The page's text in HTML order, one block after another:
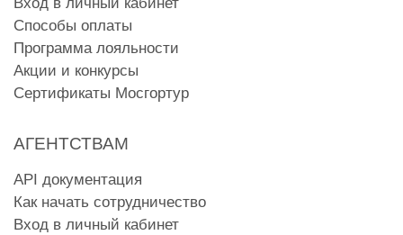
Вход в личный кабинет
Способы оплаты
Программа лояльности
Акции и конкурсы
Сертификаты Мосгортур
АГЕНТСТВАМ
API документация
Как начать сотрудничество
Вход в личный кабинет